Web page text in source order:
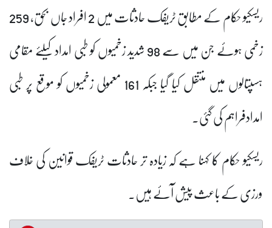
ریسکیو حکام کے مطابق ٹریفک حادثات میں 2 افراد جاں بحق، 259
زخمی ہوئے جن میں سے 98 شدید زخمیوں کو طبی امداد کیلئے مقامی
ہسپتالوں میں منتقل کیا گیا جبکہ 161 معمولی زخمیوں کو موقع پر طبی
امدادفراہم کی گئی۔
ریسکیو حکام کا کہنا ہے کہ زیادہ تر حادثات ٹریفک قوانین کی خلاف
ورزی کے باعث پیش آئے ہیں۔